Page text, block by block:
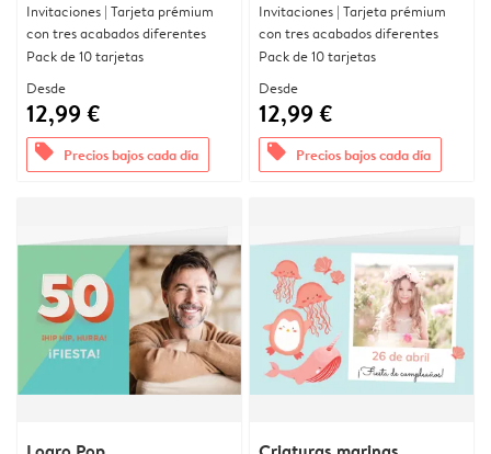
Invitaciones | Tarjeta prémium
con tres acabados diferentes
Pack de 10 tarjetas
Desde
12,99 €
offers Precios bajos cada día
Invitaciones | Tarjeta prémium
con tres acabados diferentes
Pack de 10 tarjetas
Desde
12,99 €
offers Precios bajos cada día